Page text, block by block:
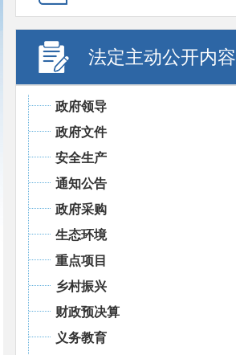
法定主动公开内容
政府领导
政府文件
安全生产
通知公告
政府采购
生态环境
重点项目
乡村振兴
财政预决算
义务教育